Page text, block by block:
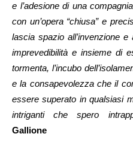
e l’adesione di una
con un’opera “chiusa” e
lascia spazio all’invenzione
imprevedibilità e insieme di
tormenta, l’incubo
e la consapevolezza che il
essere superato in qualsiasi
intriganti che spero
Gallione